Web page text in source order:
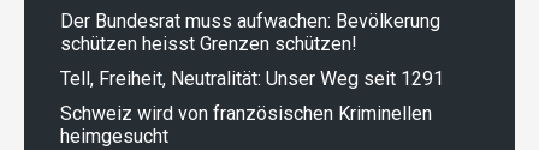
Der Bundesrat muss aufwachen: Bevölkerung
schützen heisst Grenzen schützen!
Tell, Freiheit, Neutralität: Unser Weg seit 1291
Schweiz wird von französischen Kriminellen
heimgesucht